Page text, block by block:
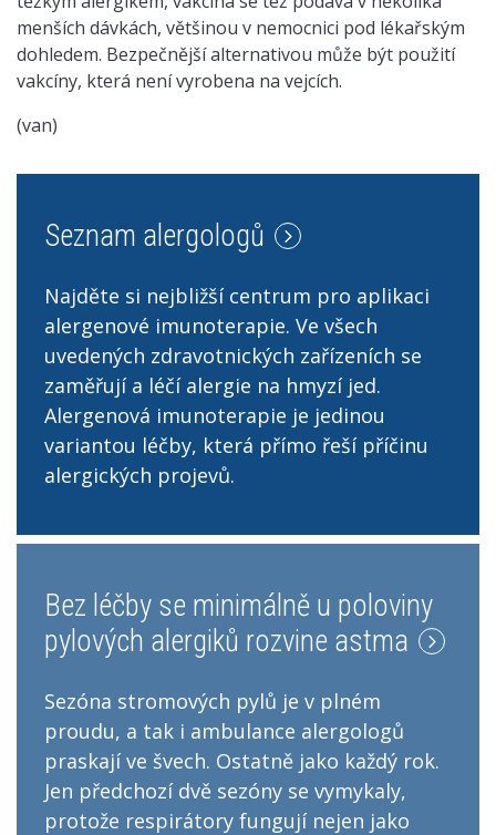
menších dávkách, většinou v nemocnici pod lékařským
dohledem. Bezpečnější alternativou může být použití
vakcíny, která není vyrobena na vejcích.
(van)
Seznam alergologů
Najděte si nejbližší centrum pro aplikaci
alergenové imunoterapie. Ve všech
uvedených zdravotnických zařízeních se
zaměřují a léčí alergie na hmyzí jed.
Alergenová imunoterapie je jedinou
variantou léčby, která přímo řeší příčinu
alergických projevů.
Bez léčby se minimálně u poloviny
pylových alergiků rozvine astma
Sezóna stromových pylů je v plném
proudu, a tak i ambulance alergologů
praskají ve švech. Ostatně jako každý rok.
Jen předchozí dvě sezóny se vymykaly,
protože respirátory fungují nejen jako